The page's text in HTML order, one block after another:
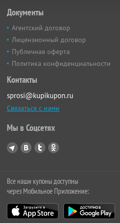
Документы
Агентский договор
Лицензионный договор
Публичная оферта
Политика конфиденциальности
Контакты
sprosi@kupikupon.ru
Связаться с нами
Мы в Соцсетях
Все наши купоны доступны
через Мобильное Приложение: